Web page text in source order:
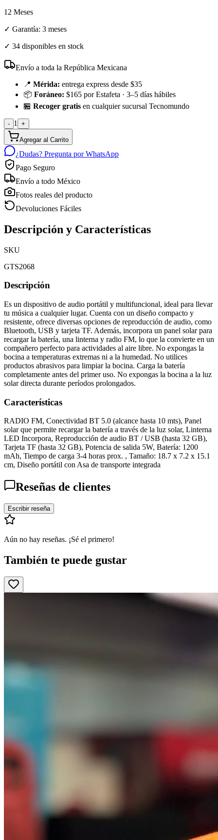
12 Meses
✓ Garantía: 3 meses
✓ 34 disponibles en stock
Envío a toda la República Mexicana
📍 Mérida: entrega express desde $35
📦 Foráneo: $165 por Estafeta · 3–5 días hábiles
🏪 Recoger gratis en cualquier sucursal Tecnomundo
- 1 +
Agregar al Carrito
¿Dudas? Pregunta por WhatsApp
Pago Seguro
Envío a todo México
Fotos reales del producto
Devoluciones Fáciles
Descripción y Características
SKU
GTS2068
Descripción
Es un dispositivo de audio portátil y multifuncional, ideal para llevar
tu música a cualquier lugar. Cuenta con un diseño compacto y
resistente, ofrece diversas opciones de reproducción de audio, como
Bluetooth, USB y tarjeta TF. Además, incorpora un panel solar para
recargar la batería, una linterna y radio FM, lo que la convierte en un
compañero perfecto para actividades al aire libre. No expongas la
bocina a temperaturas extremas ni a la humedad. No utilices
productos abrasivos para limpiar la bocina. Carga la batería
completamente antes del primer uso. No expongas la bocina a la luz
solar directa durante períodos prolongados.
Características
RADIO FM, Conectividad BT 5.0 (alcance hasta 10 mts), Panel
solar que permite recargar la batería a través de la luz solar, Linterna
LED Incorpora, Reproducción de audio BT / USB (hasta 32 GB),
Tarjeta TF (hasta 32 GB), Potencia de salida 5W, Batería: 1200
mAh, Tiempo de carga 3-4 horas prox. , Tamaño: 18.7 x 7.2 x 15.1
cm, Diseño portátil con Asa de transporte integrada
Reseñas de clientes
Escribir reseña
Aún no hay reseñas. ¡Sé el primero!
También te puede gustar